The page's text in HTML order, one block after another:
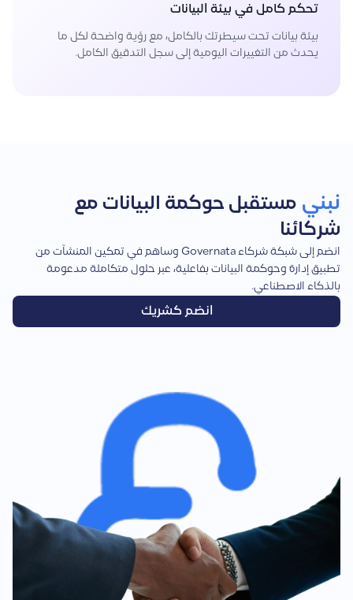
تحكم كامل في بيئة البيانات
بيئة بيانات تحت سيطرتك بالكامل، مع رؤية واضحة لكل ما
يحدث من التغييرات اليومية إلى سجل التدقيق الكامل.
نبني مستقبل حوكمة البيانات مع
شركائنا
انضم إلى شبكة شركاء Governata وساهم في تمكين المنشآت من
تطبيق إدارة وحوكمة البيانات بفاعلية، عبر حلول متكاملة مدعومة
بالذكاء الاصطناعي.
انضم كشريك